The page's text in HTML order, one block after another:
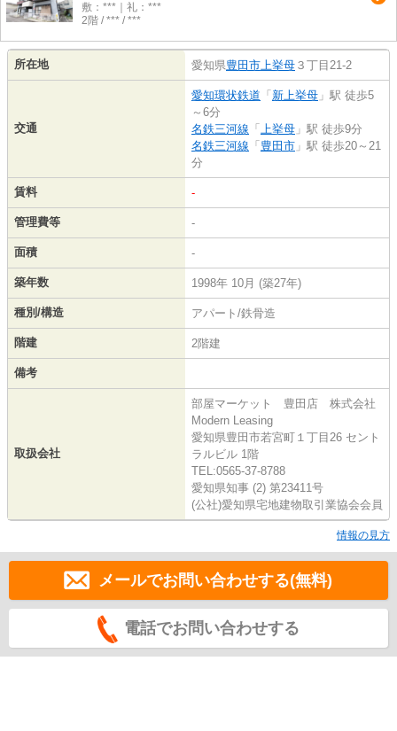
敷：***｜礼：***
2階 / *** / ***
所在地 愛知県豊田市上挙母 ３丁目21-2
交通
愛知環状鉄道 「 新上挙母 」駅 徒歩5
～6分
名鉄三河線 「 上挙母 」駅 徒歩9分
名鉄三河線 「 豊田市 」駅 徒歩20～21
分
賃料 -
管理費等 -
面積 -
築年数 1998年 10月 (築27年)
種別/構造 アパート/鉄骨造
階建 2階建
備考
取扱会社
部屋マーケット 豊田店 株式会社
Modern Leasing
愛知県豊田市若宮町１丁目26 セント
ラルビル 1階
TEL:0565-37-8788
愛知県知事 (2) 第23411号
(公社)愛知県宅地建物取引業協会会員
情報の見方
メールでお問い合わせする(無料)
電話でお問い合わせする